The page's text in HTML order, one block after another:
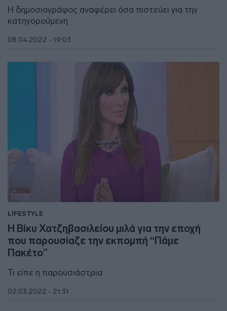
Η δημοσιογράφος αναφέρει όσα πιστεύει για την
κατηγορούμενη
08.04.2022 - 19:03
LIFESTYLE
Η Βίκυ Χατζηβασιλείου μιλά για την εποχή
που παρουσίαζε την εκπομπή “Πάμε
Πακέτο”
Τι είπε η παρουσιάστρια
02.03.2022 - 21:31